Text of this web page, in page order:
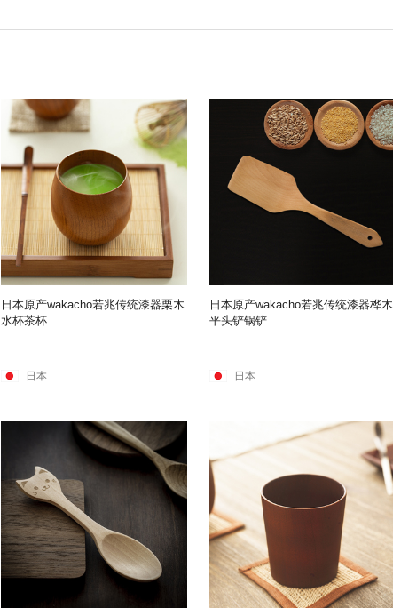
日本原产wakacho若兆传统漆器栗木
水杯茶杯
日本
日本原产wakacho若兆传统漆器桦木
平头铲锅铲
日本